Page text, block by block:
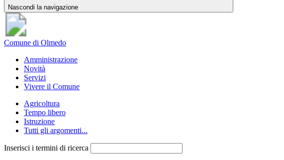
Nascondi la navigazione
Comune di Olmedo
Amministrazione
Novità
Servizi
Vivere il Comune
Agricoltura
Tempo libero
Istruzione
Tutti gli argomenti...
Inserisci i termini di ricerca